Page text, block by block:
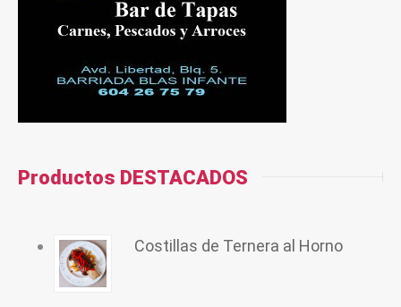
Productos DESTACADOS
Costillas de Ternera al Horno